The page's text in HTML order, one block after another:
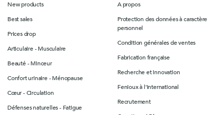
New products
Best sales
Prices drop
Articulaire - Musculaire
Beauté - Minceur
Confort urinaire - Ménopause
Cœur - Circulation
Défenses naturelles - Fatigue
A propos
Protection des données à caractère
personnel
Condition générales de ventes
Fabrication française
Recherche et innovation
Fenioux à l'international
Recrutement